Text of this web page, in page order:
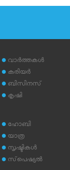
വാര്‍ത്തകള്‍
കരിയര്‍
ബിസിനസ്
കൃഷി
ഹോബി
യാത്ര
സൃഷ്ടികള്‍
സ്‌പെഷ്യല്‍